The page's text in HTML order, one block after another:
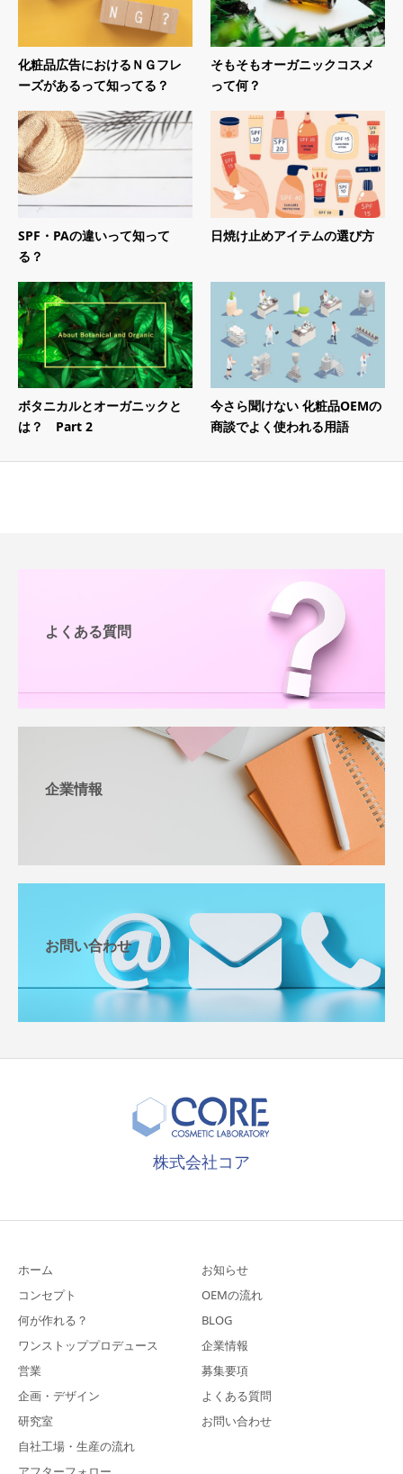
化粧品広告におけるＮＧフレ
ーズがあるって知ってる？
そもそもオーガニックコスメ
って何？
SPF・PAの違いって知って
る？
日焼け止めアイテムの選び方
ボタニカルとオーガニックと
は？ Part 2
今さら聞けない 化粧品OEMの
商談でよく使われる用語
よくある質問
企業情報
お問い合わせ
株式会社コア
ホーム
コンセプト
何が作れる？
ワンストッププロデュース
営業
企画・デザイン
研究室
自社工場・生産の流れ
お知らせ
OEMの流れ
BLOG
企業情報
募集要項
よくある質問
お問い合わせ